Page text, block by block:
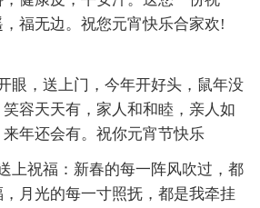
福无边。祝您元宵快乐合家欢!
眼，送上门，今年开好头，鼠年没
容天天有，家人和和睦，亲人如
年还会有。祝你元宵节快乐
上祝福：新春的每一阵风吹过，都
月光的每一寸照抚，都是我牵挂